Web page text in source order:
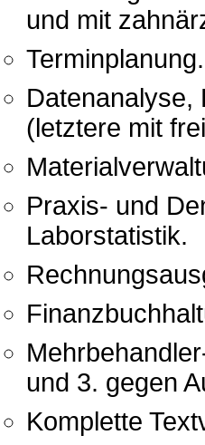
und mit
Terminplanung.
Datenanalyse,
(letztere mit
Praxis- und
Laborstatistik.
und 3. gegen
Komplette